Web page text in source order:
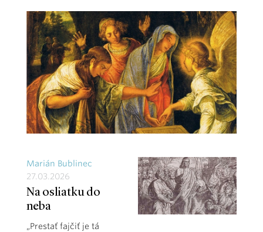
Marián Bublinec
27.03.2026
Na osliatku do
neba
„Prestať fajčiť je tá